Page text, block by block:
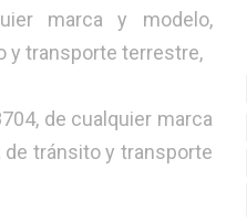
marca y modelo,
y transporte terrestre,
de cualquier marca
tránsito y transporte